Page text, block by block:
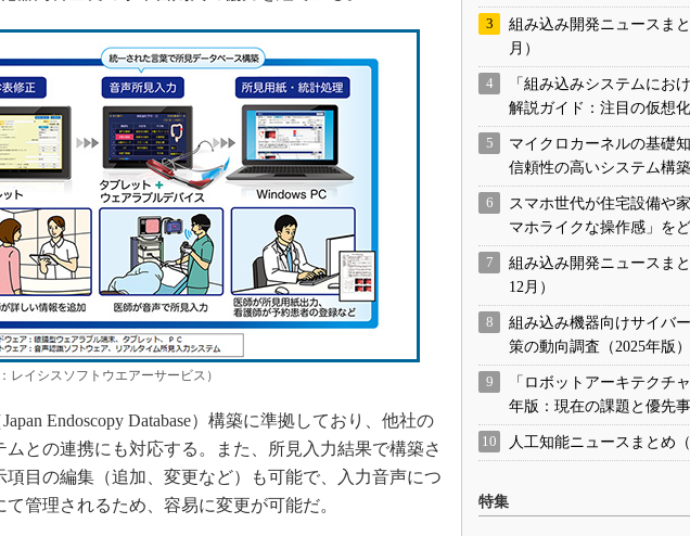
レイシスソフトウエアーサービス）
Endoscopy Database）構築に準拠しており、他社の
との連携にも対応する。また、所見入力結果で構築さ
目の編集（追加、変更など）も可能で、入力音声につ
管理されるため、容易に変更が可能だ。
組み込み開発ニュースま
月）
「組み込みシステムにお
解説ガイド：注目の仮想
マイクロカーネルの基礎
信頼性の高いシステム構
スマホ世代が住宅設備や
マホライクな操作感」を
組み込み開発ニュースま
12月）
組み込み機器向けサイバ
策の動向調査（2025年版）
「ロボットアーキテクチ
年版：現在の課題と優先
人工知能ニュースまとめ（
特集